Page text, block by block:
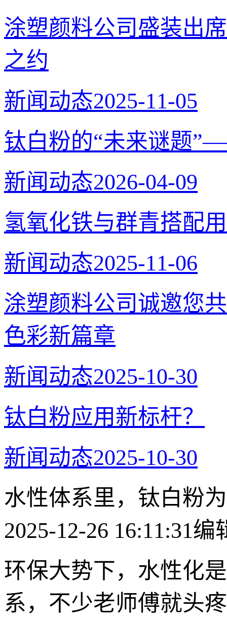
涂塑颜料公司盛装出
之约
新闻动态2025-11-05
钛白粉的“未来谜题
新闻动态2026-04-09
氢氧化铁与群青搭配
新闻动态2025-11-06
涂塑颜料公司诚邀您
色彩新篇章
新闻动态2025-10-30
​钛白粉应用新标杆？
新闻动态2025-10-30
水性体系里，钛白粉
2025-12-26 16:11:31编
环保大势下，水性化
系，不少老师傅就头